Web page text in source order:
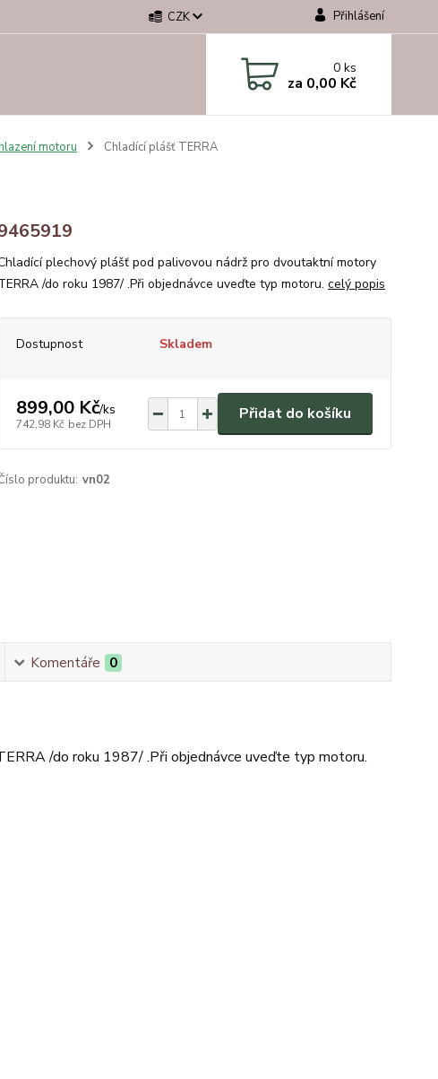
CZK Přihlášení
0ks
za 0,00 Kč
motoru Chladící plášť TERRA
plechový plášť pod palivovou nádrž pro dvoutaktní motory
/do roku 1987/ .Při objednávce uveďte typ motoru. celý popis
Dostupnost Skladem
899,00 Kč/ks
742,98 Kč bez DPH
Přidat do košíku
produktu: vn02
Komentáře 0
/do roku 1987/ .Při objednávce uveďte typ motoru.